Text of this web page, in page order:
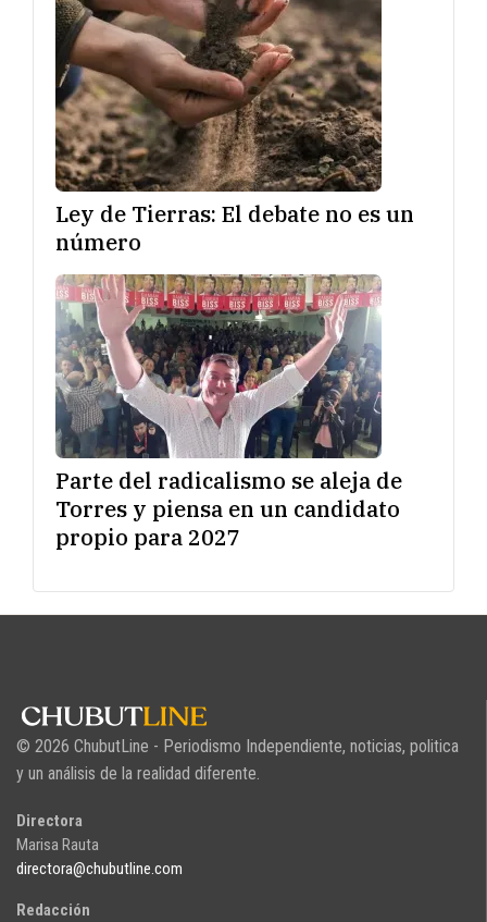
Ley de Tierras: El debate no es un
número
Parte del radicalismo se aleja de
Torres y piensa en un candidato
propio para 2027
© 2026 ChubutLine - Periodismo Independiente, noticias, politica
y un análisis de la realidad diferente.
Directora
Marisa Rauta
directora@chubutline.com
Redacción